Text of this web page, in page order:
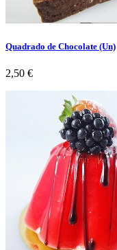
Quadrado de Chocolate (Un)
Preço
2,50 €